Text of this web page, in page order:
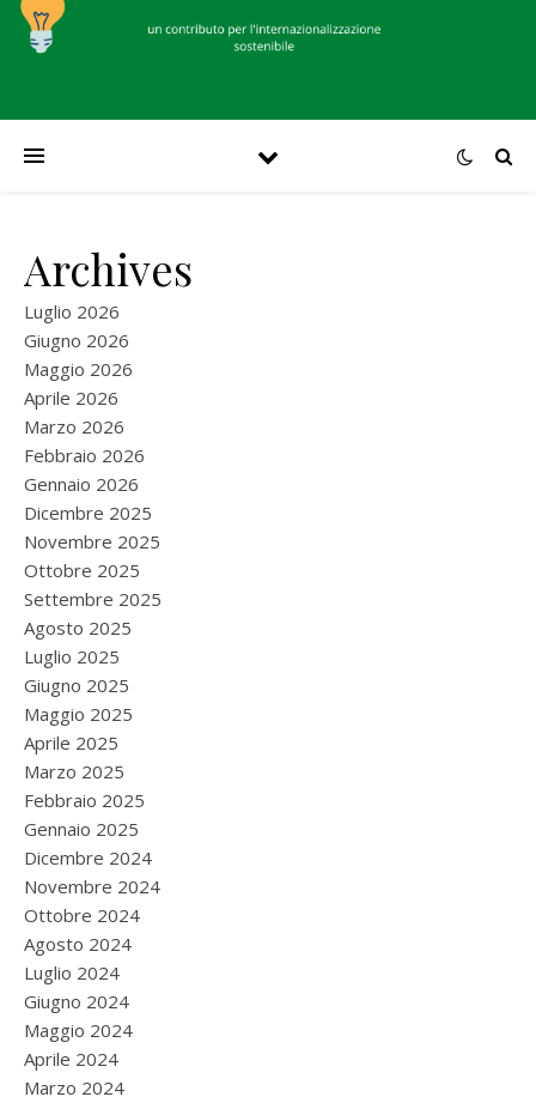
Archives
Luglio 2026
Giugno 2026
Maggio 2026
Aprile 2026
Marzo 2026
Febbraio 2026
Gennaio 2026
Dicembre 2025
Novembre 2025
Ottobre 2025
Settembre 2025
Agosto 2025
Luglio 2025
Giugno 2025
Maggio 2025
Aprile 2025
Marzo 2025
Febbraio 2025
Gennaio 2025
Dicembre 2024
Novembre 2024
Ottobre 2024
Agosto 2024
Luglio 2024
Giugno 2024
Maggio 2024
Aprile 2024
Marzo 2024